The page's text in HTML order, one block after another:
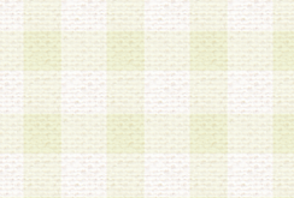
契約を締結しこれを遵
の注意をもって当該
a.本サービスに係る謝
b.会員からの電話、メ
c.モバイルリサーチ、
実施もしくは運営